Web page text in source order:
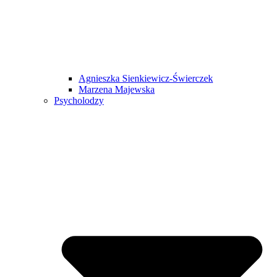
Agnieszka Sienkiewicz-Świerczek
Marzena Majewska
Psycholodzy